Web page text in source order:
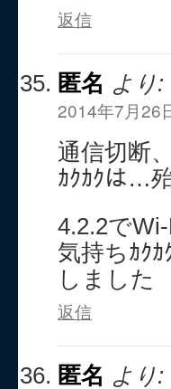
返信
匿名 より:
2014年7月26
通信切断
ｶｸｶｸは…
4.2.2で
気持ちｶｸ
しました
返信
匿名 より: